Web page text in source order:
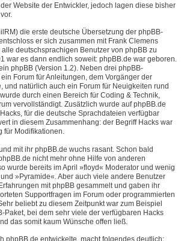
Website der Entwickler, jedoch lagen diese bisher
die erste deutsche Übersetzung der phpBB-
er sich zusammen mit Frank Clemens
deutschsprachigen Benutzer von phpBB zu
war es dann endlich soweit: phpBB.de war geboren.
phpBB (Version 1.2). Neben drei phpBB-
Forum für Anleitungen, dem Vorgänger der
und natürlich auch ein Forum für Neuigkeiten rund
durch einen Bereich für Coding & Technik,
vervollständigt. Zusätzlich wurde auf phpBB.de
für die deutsche Sprachdateien verfügbar
in diesem Zusammenhang: der Begriff Hacks war
für Modifikationen.
mit ihr phpBB.de wuchs rasant. Schon bald
nicht mehr ohne Hilfe von anderen
wurde bereits im April »floyd« Moderator und wenig
»Pyramide«. Aber auch viele andere Benutzer
mit phpBB gesammelt und gaben ihr
Supportfragen im Forum oder programmierten
beliebt zu diesem Zeitpunkt war zum Beispiel
Paket, bei dem sehr viele der verfügbaren Hacks
das somit kaum Wünsche offen ließ.
phpBB.de entwickelte, macht folgendes deutlich: